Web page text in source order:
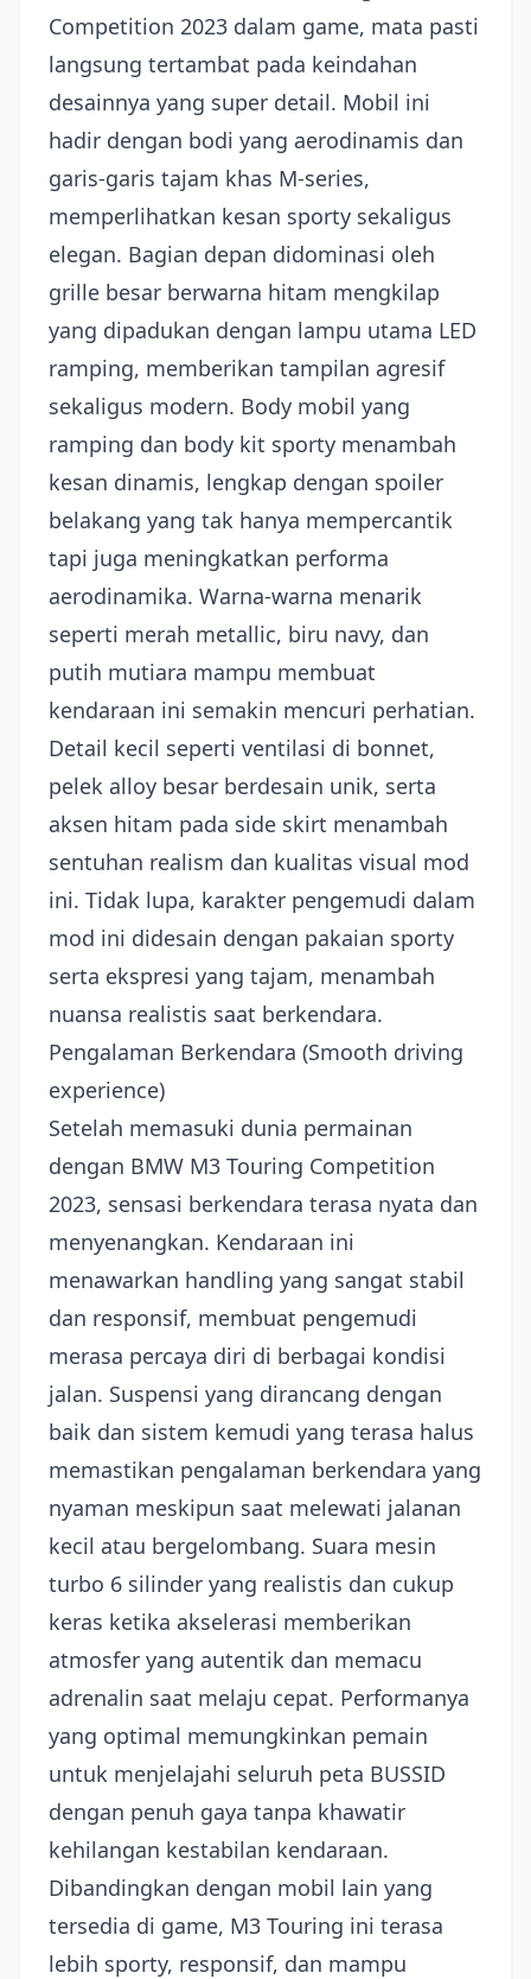
Competition 2023 dalam game, mata pasti
langsung tertambat pada keindahan
desainnya yang super detail. Mobil ini
hadir dengan bodi yang aerodinamis dan
garis-garis tajam khas M-series,
memperlihatkan kesan sporty sekaligus
elegan. Bagian depan didominasi oleh
grille besar berwarna hitam mengkilap
yang dipadukan dengan lampu utama LED
ramping, memberikan tampilan agresif
sekaligus modern. Body mobil yang
ramping dan body kit sporty menambah
kesan dinamis, lengkap dengan spoiler
belakang yang tak hanya mempercantik
tapi juga meningkatkan performa
aerodinamika. Warna-warna menarik
seperti merah metallic, biru navy, dan
putih mutiara mampu membuat
kendaraan ini semakin mencuri perhatian.
Detail kecil seperti ventilasi di bonnet,
pelek alloy besar berdesain unik, serta
aksen hitam pada side skirt menambah
sentuhan realism dan kualitas visual mod
ini. Tidak lupa, karakter pengemudi dalam
mod ini didesain dengan pakaian sporty
serta ekspresi yang tajam, menambah
nuansa realistis saat berkendara.
Pengalaman Berkendara (Smooth driving
experience)
Setelah memasuki dunia permainan
dengan BMW M3 Touring Competition
2023, sensasi berkendara terasa nyata dan
menyenangkan. Kendaraan ini
menawarkan handling yang sangat stabil
dan responsif, membuat pengemudi
merasa percaya diri di berbagai kondisi
jalan. Suspensi yang dirancang dengan
baik dan sistem kemudi yang terasa halus
memastikan pengalaman berkendara yang
nyaman meskipun saat melewati jalanan
kecil atau bergelombang. Suara mesin
turbo 6 silinder yang realistis dan cukup
keras ketika akselerasi memberikan
atmosfer yang autentik dan memacu
adrenalin saat melaju cepat. Performanya
yang optimal memungkinkan pemain
untuk menjelajahi seluruh peta BUSSID
dengan penuh gaya tanpa khawatir
kehilangan kestabilan kendaraan.
Dibandingkan dengan mobil lain yang
tersedia di game, M3 Touring ini terasa
lebih sporty, responsif, dan mampu